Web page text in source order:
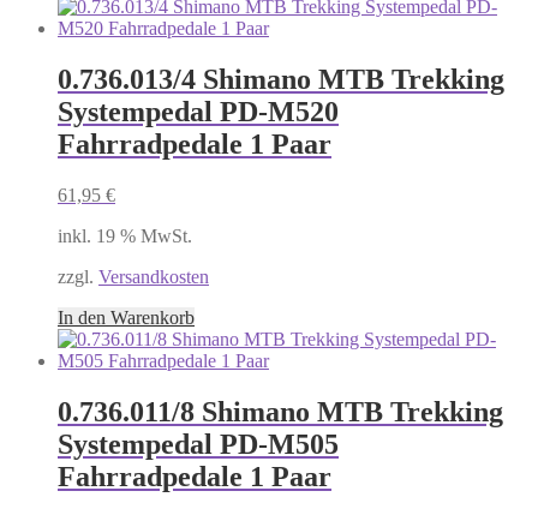
0.736.013/4 Shimano MTB Trekking
Systempedal PD-M520
Fahrradpedale 1 Paar
61,95 €
inkl. 19 % MwSt.
zzgl. Versandkosten
In den Warenkorb
0.736.011/8 Shimano MTB Trekking
Systempedal PD-M505
Fahrradpedale 1 Paar